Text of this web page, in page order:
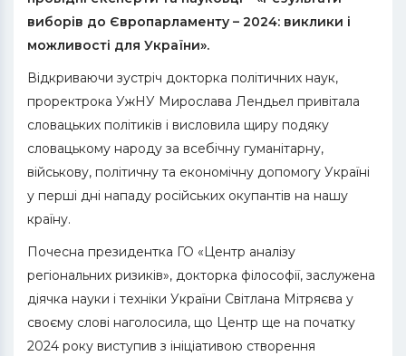
виборів до Європарламенту – 2024: виклики і
можливості для України».
Відкриваючи зустріч докторка політичних наук,
проректрока УжНУ Мирослава Лендьел привітала
словацьких політиків і висловила щиру подяку
словацькому народу за всебічну гуманітарну,
військову, політичну та економічну допомогу Україні
у перші дні нападу російських окупантів на нашу
країну.
Почесна президентка ГО «Центр аналізу
регіональних ризиків», докторка філософії, заслужена
діячка науки і техніки України Світлана Мітряєва у
своєму слові наголосила, що Центр ще на початку
2024 року виступив з ініціативою створення